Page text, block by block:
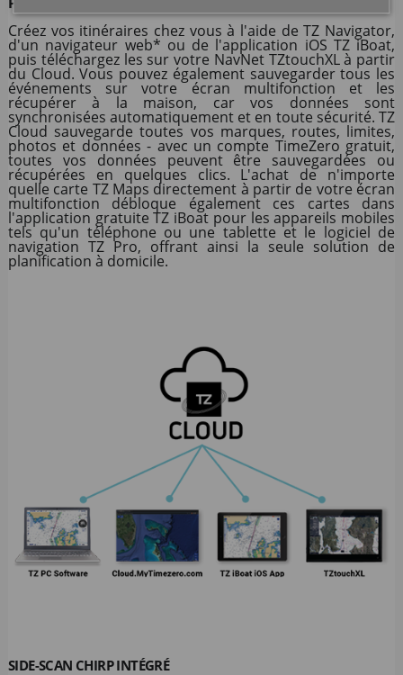
Créez vos itinéraires chez vous à l'aide de TZ Navigator,
d'un navigateur web* ou de l'application iOS TZ iBoat,
puis téléchargez les sur votre NavNet TZtouchXL à partir
du Cloud. Vous pouvez également sauvegarder tous les
événements sur votre écran multifonction et les
récupérer à la maison, car vos données sont
synchronisées automatiquement et en toute sécurité. TZ
Cloud sauvegarde toutes vos marques, routes, limites,
photos et données - avec un compte TimeZero gratuit,
toutes vos données peuvent être sauvegardées ou
récupérées en quelques clics. L'achat de n'importe
quelle carte TZ Maps directement à partir de votre écran
multifonction débloque également ces cartes dans
l'application gratuite TZ iBoat pour les appareils mobiles
tels qu'un téléphone ou une tablette et le logiciel de
navigation TZ Pro, offrant ainsi la seule solution de
planification à domicile.
SIDE-SCAN CHIRP INTÉGRÉ